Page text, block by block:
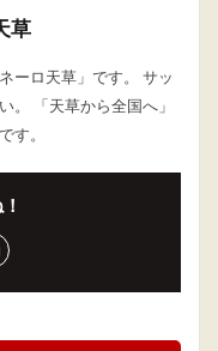
草
ーロ天草」です。 サッ
。 「天草から全国へ」
す。